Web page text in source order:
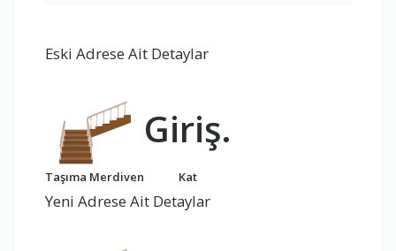
Eski Adrese Ait Detaylar
Taşıma Merdiven
Giriş.
Kat
Yeni Adrese Ait Detaylar